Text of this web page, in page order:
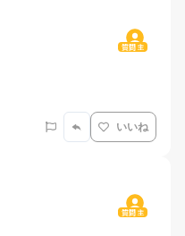
質問主
いいね
質問主